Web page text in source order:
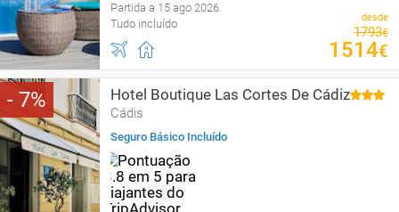
Partida a 15 ago 2026
Tudo incluído
desde
1793€
1514€
7 Hotel Boutique Las Cortes De Cádiz
Cádis
Seguro Básico Incluído